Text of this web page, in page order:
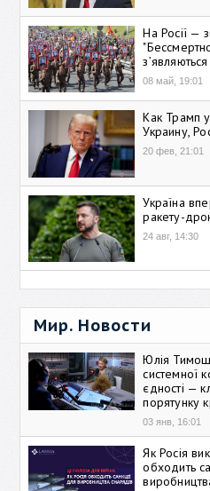
На Росії —
08 май, 19:01
Как Трамп
Украину,
20 фев, 21:01
Україна
ракету-
24 авг, 14:30
Мир. Новости
Юлія
системної
єдності —
порятунку
03 янв, 16:01
Як Росія
обходить